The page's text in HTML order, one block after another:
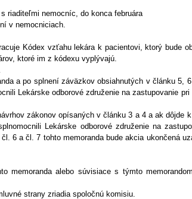
riaditeľmi nemocníc, do konca februára
v nemocniciach.
Kódex vzťahu lekára k pacientovi, ktorý bude
ktoré im z kódexu vyplývajú.
a po splnení záväzkov obsiahnutých v článku 5,
Lekárske odborové združenie na zastupovanie
zákonov opísaných v článku 3 a 4 a ak dôjde
Lekárske odborové združenie na
6 a čl. 7 tohto memoranda bude akcia ukončená
memoranda alebo súvisiace s týmto
strany zriadia spoločnú komisiu.